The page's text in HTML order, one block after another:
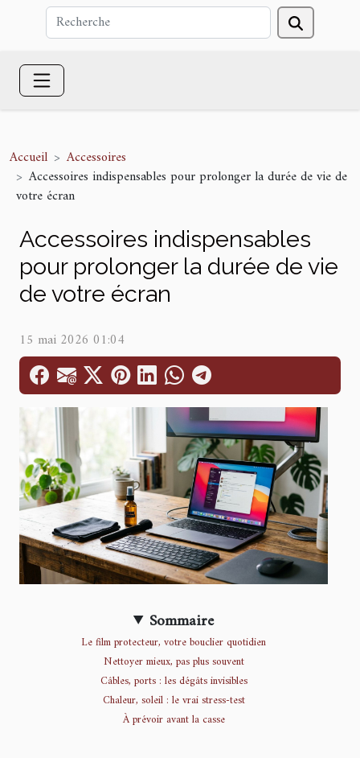
Accueil
Accessoires
Accessoires indispensables pour prolonger la durée de vie de
votre écran
Accessoires indispensables
pour prolonger la durée de vie
de votre écran
15 mai 2026 01:04
Sommaire
Le film protecteur, votre bouclier quotidien
Nettoyer mieux, pas plus souvent
Câbles, ports : les dégâts invisibles
Chaleur, soleil : le vrai stress-test
À prévoir avant la casse